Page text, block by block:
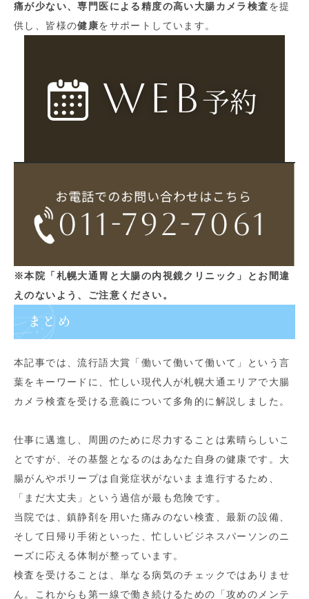
痛が少ない、専門医による精度の高い大腸カメラ検査を提
供し、皆様の健康をサポートしています。
※本院「札幌大通胃と大腸の内視鏡クリニック」とお間違
えのないよう、ご注意ください。
まとめ
本記事では、流行語大賞「働いて働いて働いて」という言
葉をキーワードに、忙しい現代人が札幌大通エリアで大腸
カメラ検査を受ける意義について多角的に解説しました。
仕事に邁進し、周囲のために尽力することは素晴らしいこ
とですが、その基盤となるのはあなた自身の健康です。大
腸がんやポリープは自覚症状がないまま進行するため、
「まだ大丈夫」という過信が最も危険です。
当院では、鎮静剤を用いた痛みのない検査、最新の設備、
そして日帰り手術といった、忙しいビジネスパーソンのニ
ーズに応える体制が整っています。
検査を受けることは、単なる病気のチェックではありませ
ん。これからも第一線で働き続けるための「攻めのメンテ